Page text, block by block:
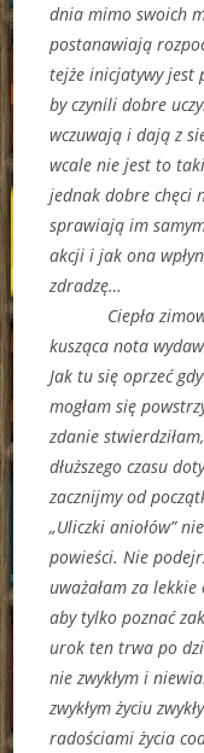
dnia mimo swoich
postanawiają
tejże inicjatywy jest
by czynili dobre
wczuwają i dają z
wcale nie jest to
jednak dobre chęci
sprawiają im
akcji i jak ona
zdradzę…
Ciepła
kusząca nota
Jak tu się oprzeć
mogłam się
zdanie
dłuższego czasu
zacznijmy od
„Uliczki aniołów”
powieści. Nie
uważałam za lekkie
aby tylko poznać
urok ten trwa po
nie zwykłym i
zwykłym życiu
radościami życia